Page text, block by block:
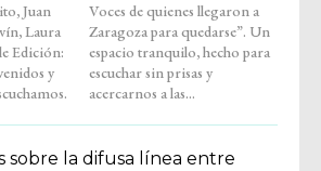
Juan
Laura
a
Un
acercarnos a las...
sobre la difusa línea entre